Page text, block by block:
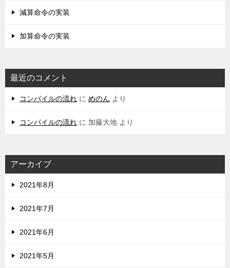
減算命令の実装
加算命令の実装
最近のコメント
コンパイルの流れ に めのん より
コンパイルの流れ に 加藤大地 より
アーカイブ
2021年8月
2021年7月
2021年6月
2021年5月